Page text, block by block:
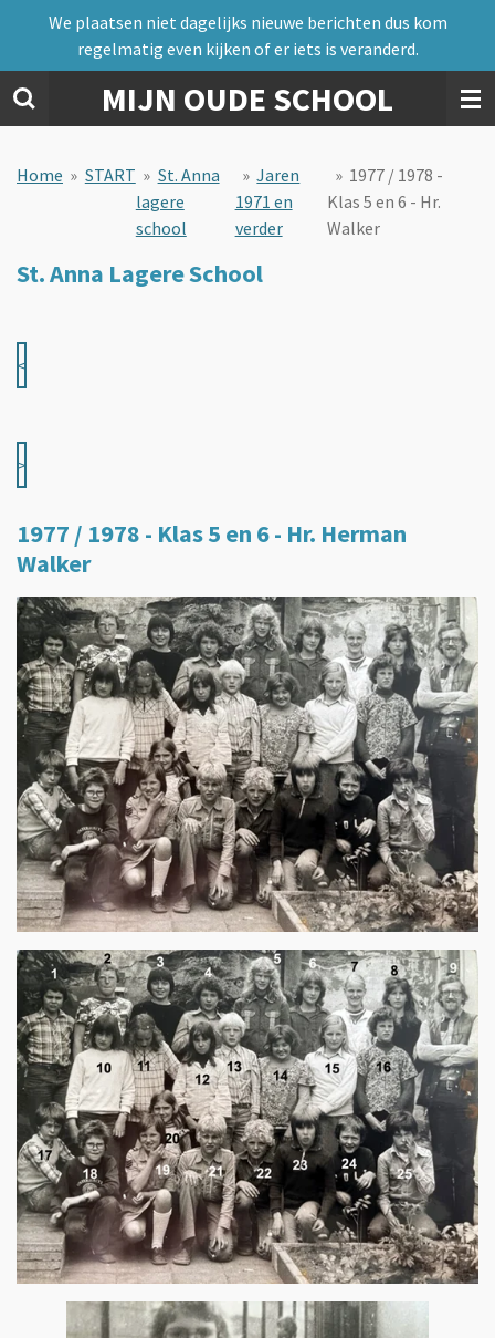
naar
de
hoofdinhoud
MIJN OUDE SCHOOL
We plaatsen niet dagelijks nieuwe berichten dus kom
regelmatig even kijken of er iets is veranderd.
Home » START » St. Anna
lagere
school
» Jaren
1971 en
verder
» 1977 / 1978 -
Klas 5 en 6 - Hr.
Walker
St. Anna Lagere School
<
>
1977 / 1978 - Klas 5 en 6 - Hr. Herman
Walker